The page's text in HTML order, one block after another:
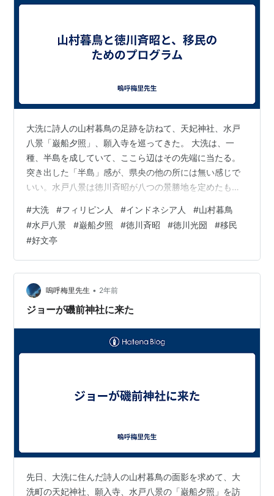
大洗に詩人の山村暮鳥の足跡を訪ねて、天妃神社、水戸
八景「巌船夕照」、願入寺を巡ってきた。 大洗は、一
種、半島を成していて、ここら辺はその先端に当たる。
突き出した「半島」感が、県央の他の所には無い感じで
いい。水戸八景は徳川斉昭が八つの景勝地を定めたもの
れるようになっているが、当然ながら当時とは景色が大
分違う。その中で、個人的には、「巌船夕照」が一番よ
いと思う。 当時と景色が違うのは、しかたがない。それ
でも、徳川斉昭自筆の隷書の碑が立っていて、できる限
りの地域の保全に努める契機になるのなら、よき仕事を
成したと思う。八景の中には、「山寺晩鐘」とい…
#大洗 #フィリピン人 #インドネシア人 #山村暮鳥
#水戸八景 #巌船夕照 #徳川斉昭 #徳川光圀 #移民
#好文亭
嗚呼梅里先生 • 2年前
ジョーが磯前神社に来た
先日、大洗に住んだ詩人の山村暮鳥の面影を求めて、大
洗町の天妃神社、願入寺、水戸八景の「巌船夕照」を訪